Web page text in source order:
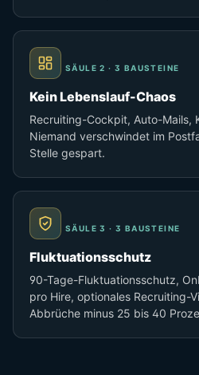
SÄULE 2 · 3 BAUSTEINE
Kein Lebenslauf-Chaos
Recruiting-Cockpit, Auto-Mails,
Niemand verschwindet im
Stelle gespart.
SÄULE 3 · 3 BAUSTEINE
Fluktuationsschutz
90-Tage-Fluktuationsschutz,
pro Hire, optionales Recruiting-
Abbrüche minus 25 bis 40